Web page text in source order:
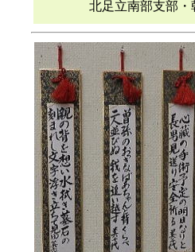
北足立南部支部